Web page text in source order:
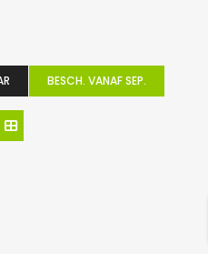
BESCH. VANAF SEP.